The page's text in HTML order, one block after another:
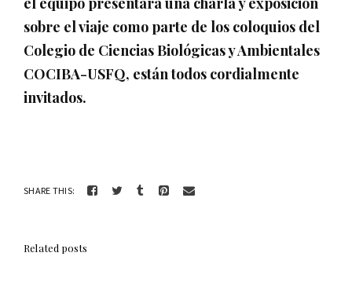
sobre el viaje como parte de los coloquios del
Colegio de Ciencias Biológicas y Ambientales
COCIBA-USFQ, están todos cordialmente
invitados.
SHARE THIS:
Related posts